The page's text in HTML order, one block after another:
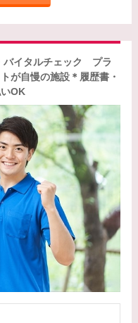
バイタルチェック プラ
が自慢の施設＊履歴書・
OK